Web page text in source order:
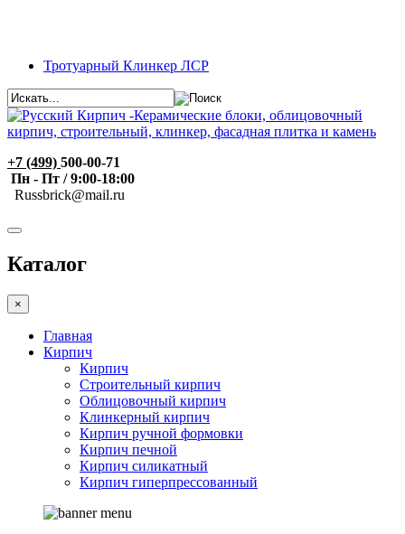
Тротуарный Клинкер ЛСР
+7 (499) 500-00-71
Пн - Пт / 9:00-18:00
Russbrick@mail.ru
Каталог
×
Главная
Кирпич
Кирпич
Строительный кирпич
Облицовочный кирпич
Клинкерный кирпич
Кирпич ручной формовки
Кирпич печной
Кирпич силикатный
Кирпич гиперпрессованный